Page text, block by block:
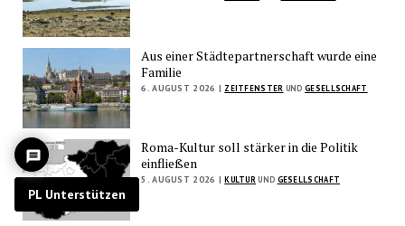
Aus einer Städtepartnerschaft wurde eine
Familie
6. AUGUST 2026 | ZEITFENSTER UNDGESELLSCHAFT
Roma-Kultur soll stärker in die Politik
einfließen
5. AUGUST 2026 | KULTURUND GESELLSCHAFT
PL Unterstützen